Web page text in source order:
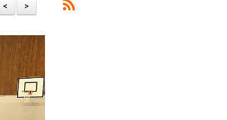
>
<